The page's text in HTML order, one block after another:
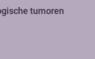
tumoren